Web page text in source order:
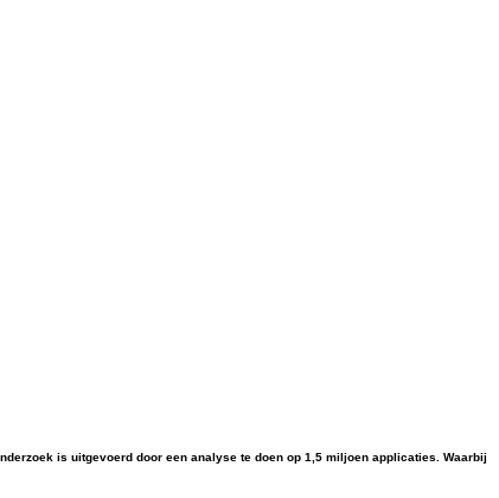
is uitgevoerd door een analyse te doen op 1,5 miljoen applicaties. Waarbij